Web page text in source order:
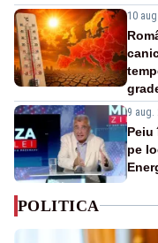
10
9 aug.
Peiu
pe
POLITICA